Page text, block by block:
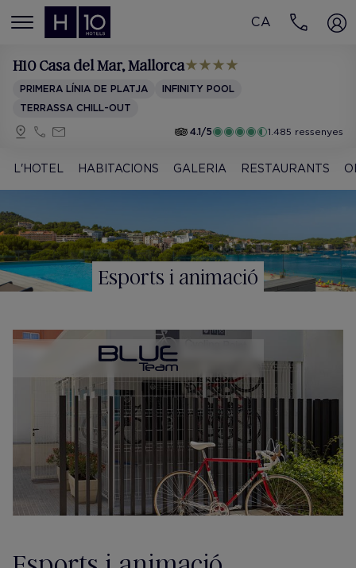
MENÚ
CA
H10 Casa del Mar, Mallorca
PRIMERA LÍNIA DE PLATJA
INFINITY POOL
TERRASSA CHILL-OUT
4.1/5
1.485 ressenyes
L'HOTEL HABITACIONS GALERIA RESTAURANTS
Esports i animació